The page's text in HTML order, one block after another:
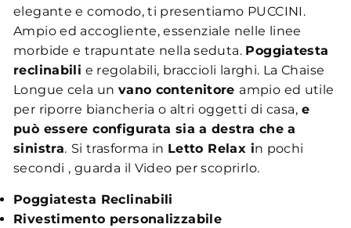
elegante e comodo, ti presentiamo PUCCINI.
Ampio ed accogliente, essenziale nelle linee
morbide e trapuntate nella seduta. Poggiatesta
reclinabili e regolabili, braccioli larghi. La Chaise
Longue cela un vano contenitore ampio ed utile
per riporre biancheria o altri oggetti di casa,e
può essere configurata sia a destra che a
sinistra. Si trasforma in Letto Relax in pochi
secondi , guarda il Video per scoprirlo.
Poggiatesta Reclinabili
Rivestimento personalizzabile